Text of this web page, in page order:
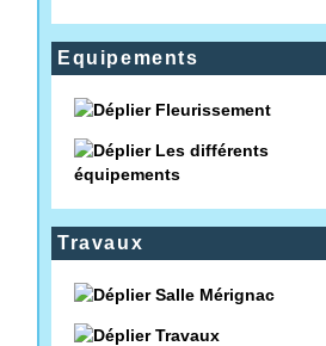
Equipements
Fleurissement
Les différents
équipements
Travaux
Salle Mérignac
Travaux